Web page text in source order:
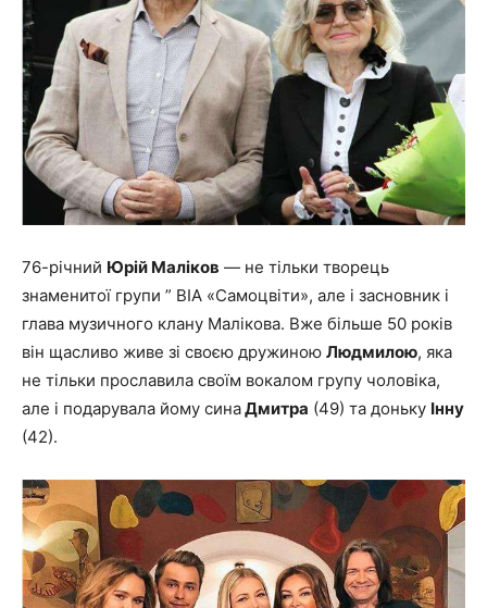
76-річний Юрій Маліков — не тільки творець
знаменитої групи ” ВІА «Самоцвіти», але і засновник і
глава музичного клану Малікова. Вже більше 50 років
він щасливо живе зі своєю дружиною Людмилою, яка
не тільки прославила своїм вокалом групу чоловіка,
але і подарувала йому синаДмитра (49) та доньку Інну
(42).